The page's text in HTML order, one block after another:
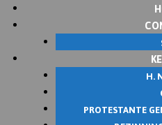
H.
PROTESTANTE